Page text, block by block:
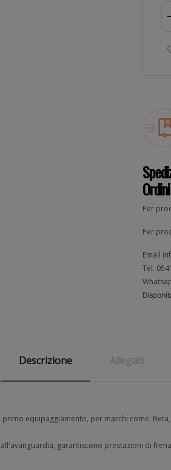
Per
Per
Email
Tel.
Descrizione Allegati
equipaggiamento, per marchi come: Beta,
garantiscono prestazioni di